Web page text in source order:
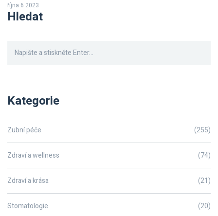
informace, které byste měli vědět před tím, než se rozhodnete pro
tuto zubní proceduru. Připojte se ke mně a společně se naučíme
října 6 2023
Hledat
Kategorie
Zubní péče (255)
Zdraví a wellness (74)
Zdraví a krása (21)
Stomatologie (20)